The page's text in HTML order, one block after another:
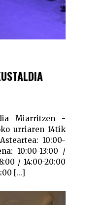
Miarritzen -
urriaren 14tik
10:00-
10:00-13:00 /
/ 14:00-20:00
[...]